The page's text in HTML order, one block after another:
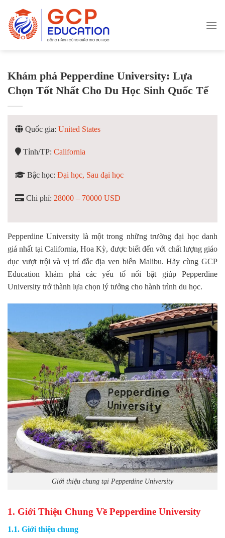
content
Khám phá Pepperdine University: Lựa
Chọn Tốt Nhất Cho Du Học Sinh Quốc Tế
Quốc gia: United States
Tỉnh/TP: California
Bậc học: Đại học, Sau đại học
Chi phí: 28000 – 70000 USD
Pepperdine University là một trong những trường đại học danh
giá nhất tại California, Hoa Kỳ, được biết đến với chất lượng giáo
dục vượt trội và vị trí đắc địa ven biển Malibu. Hãy cùng GCP
Education khám phá các yếu tố nổi bật giúp Pepperdine
University trở thành lựa chọn lý tưởng cho hành trình du học.
Giới thiệu chung tại Pepperdine University
1. Giới Thiệu Chung Về Pepperdine University
1.1. Giới thiệu chung